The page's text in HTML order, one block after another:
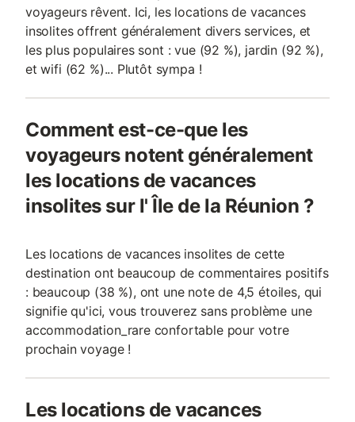
voyageurs rêvent. Ici, les locations de vacances
insolites offrent généralement divers services, et
les plus populaires sont : vue (92 %), jardin (92 %),
et wifi (62 %)... Plutôt sympa !
Comment est-ce-que les
voyageurs notent généralement
les locations de vacances
insolites sur l' Île de la Réunion ?
Les locations de vacances insolites de cette
destination ont beaucoup de commentaires positifs
: beaucoup (38 %), ont une note de 4,5 étoiles, qui
signifie qu'ici, vous trouverez sans problème une
accommodation_rare confortable pour votre
prochain voyage !
Les locations de vacances